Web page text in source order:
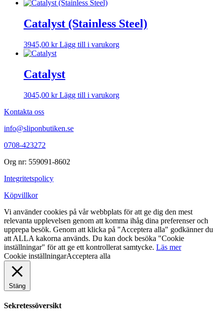
Catalyst (Stainless Steel)
3945,00 kr Lägg till i varukorg
Catalyst
3045,00 kr Lägg till i varukorg
Kontakta oss
info@sliponbutiken.se
0708-423272
Org nr: 559091-8602
Integritetspolicy
Köpvillkor
Vi använder cookies på vår webbplats för att ge dig den mest
relevanta upplevelsen genom att komma ihåg dina preferenser och
upprepa besök. Genom att klicka på "Acceptera alla" godkänner du
att ALLA kakorna används. Du kan dock besöka "Cookie
inställningar" för att ge ett kontrollerat samtycke. Läs mer
Cookie inställningarAcceptera alla
Stäng
Sekretessöversikt